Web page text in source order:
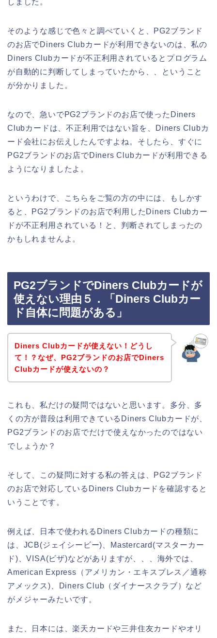
そのような感じで色々と調べていくと、PG2ブランド
のお店でDiners Clubカードが利用できないのは、私の
Diners Clubカードが不正利用されているとプログラム
が自動的に判断してしまっていたから、、ということ
が分かりました。
なので、急いでPG2ブランドのお店で使ったDiners
Clubカードは、不正利用ではない旨を、Diners Clubカ
ード会社にお伝えしたんですよね。そしたら、すぐに
PG2ブランドのお店でDiners Clubカードが利用できる
ようになりましたよ。
というわけで、こちらをご覧の方の中には、もしかす
ると、PG2ブランドのお店で利用したDiners Clubカー
ドが不正利用されている！と、判断されてしまったの
かもしれませんよ。
PG2ブランドでDiners Clubカードが
使えない理由５．「Diners Clubカー
ド自体に問題がある」
Diners Clubカードが使えない！どうし
て！？なぜ、PG2ブランドのお店でDiners
Clubカードが使えないの？
これも、私だけの疑問ではないと思います。多分、多
くの方が普段は利用できているDiners Clubカードが、
PG2ブランドのお店でだけで使えなかったのではない
でしょうか？
そして、この疑問に対する私の答えは、PG2ブランド
のお店で対応しているDiners Clubカードを確認すると
いうことです。
例えば、日本で使われるDiners Clubカードの種類に
は、JCB(ジェイシービー)、Mastercard(マスターカー
ド)、VISA(ビザ)などがありますが、、、海外では、
American Express（アメリカン・エキスプレス／通称
アメックス)、Diners Club（ダイナースクラブ）など
がメジャーみたいです。
また、日本には、楽天カードや三井住友カードやオリ